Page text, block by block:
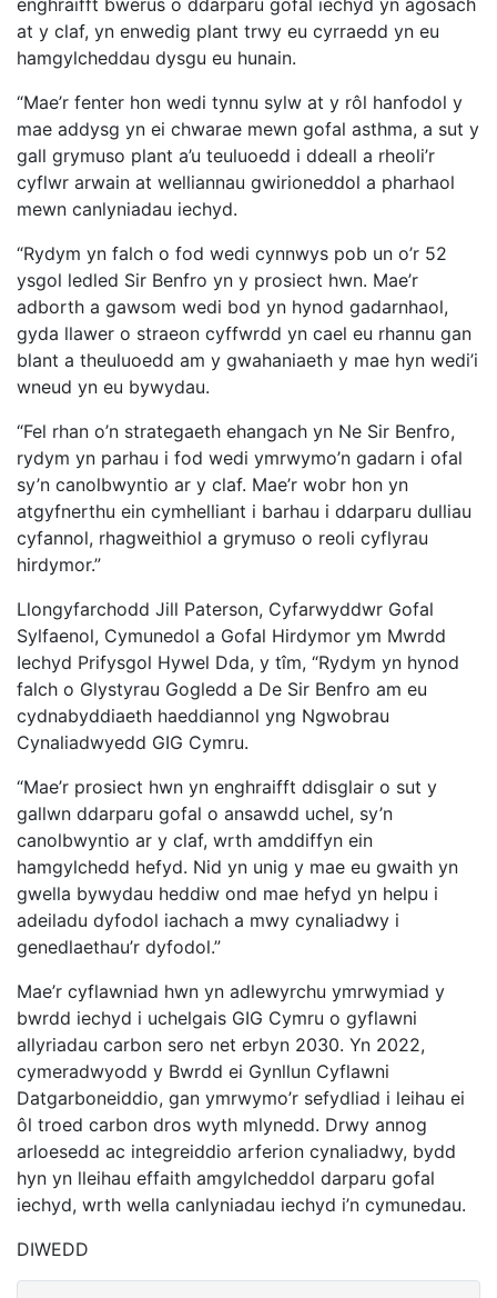
enghraifft bwerus o ddarparu gofal iechyd yn agosach
at y claf, yn enwedig plant trwy eu cyrraedd yn eu
hamgylcheddau dysgu eu hunain.
“Mae’r fenter hon wedi tynnu sylw at y rôl hanfodol y
mae addysg yn ei chwarae mewn gofal asthma, a sut y
gall grymuso plant a’u teuluoedd i ddeall a rheoli’r
cyflwr arwain at welliannau gwirioneddol a pharhaol
mewn canlyniadau iechyd.
“Rydym yn falch o fod wedi cynnwys pob un o’r 52
ysgol ledled Sir Benfro yn y prosiect hwn. Mae’r
adborth a gawsom wedi bod yn hynod gadarnhaol,
gyda llawer o straeon cyffwrdd yn cael eu rhannu gan
blant a theuluoedd am y gwahaniaeth y mae hyn wedi’i
wneud yn eu bywydau.
“Fel rhan o’n strategaeth ehangach yn Ne Sir Benfro,
rydym yn parhau i fod wedi ymrwymo’n gadarn i ofal
sy’n canolbwyntio ar y claf. Mae’r wobr hon yn
atgyfnerthu ein cymhelliant i barhau i ddarparu dulliau
cyfannol, rhagweithiol a grymuso o reoli cyflyrau
hirdymor.”
Llongyfarchodd Jill Paterson, Cyfarwyddwr Gofal
Sylfaenol, Cymunedol a Gofal Hirdymor ym Mwrdd
Iechyd Prifysgol Hywel Dda, y tîm, “Rydym yn hynod
falch o Glystyrau Gogledd a De Sir Benfro am eu
cydnabyddiaeth haeddiannol yng Ngwobrau
Cynaliadwyedd GIG Cymru.
“Mae’r prosiect hwn yn enghraifft ddisglair o sut y
gallwn ddarparu gofal o ansawdd uchel, sy’n
canolbwyntio ar y claf, wrth amddiffyn ein
hamgylchedd hefyd. Nid yn unig y mae eu gwaith yn
gwella bywydau heddiw ond mae hefyd yn helpu i
adeiladu dyfodol iachach a mwy cynaliadwy i
genedlaethau’r dyfodol.”
Mae’r cyflawniad hwn yn adlewyrchu ymrwymiad y
bwrdd iechyd i uchelgais GIG Cymru o gyflawni
allyriadau carbon sero net erbyn 2030. Yn 2022,
cymeradwyodd y Bwrdd ei Gynllun Cyflawni
Datgarboneiddio, gan ymrwymo’r sefydliad i leihau ei
ôl troed carbon dros wyth mlynedd. Drwy annog
arloesedd ac integreiddio arferion cynaliadwy, bydd
hyn yn lleihau effaith amgylcheddol darparu gofal
iechyd, wrth wella canlyniadau iechyd i’n cymunedau.
DIWEDD